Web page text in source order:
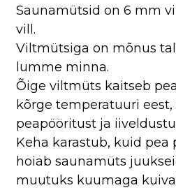
Saunamütsid on 6 mm
vill.
Viltmütsiga on mõnus
lumme minna.
Õige viltmüts kaitseb
kõrge temperatuuri
peapööritust ja
Keha karastub, kuid pea
hoiab saunamüts
muutuks kuumaga